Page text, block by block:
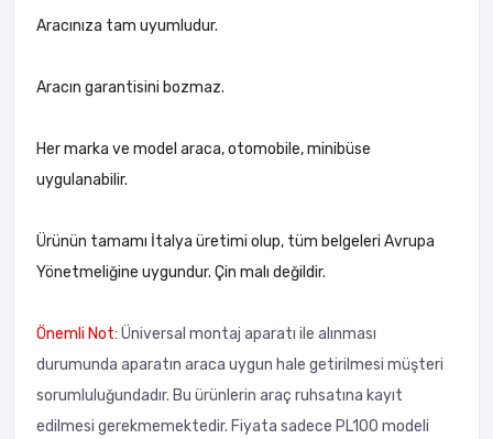
Aracınıza tam uyumludur.
Aracın garantisini bozmaz.
Her marka ve model araca, otomobile, minibüse
uygulanabilir.
Ürünün tamamı İtalya üretimi olup, tüm belgeleri Avrupa
Yönetmeliğine uygundur. Çin malı değildir.
Önemli Not: Üniversal montaj aparatı ile alınması
durumunda aparatın araca uygun hale getirilmesi müşteri
sorumluluğundadır. Bu ürünlerin araç ruhsatına kayıt
edilmesi gerekmemektedir. Fiyata sadece PL100 modeli